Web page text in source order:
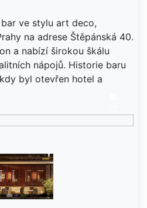
ve stylu art deco,
na adrese Štěpánská 40.
a nabízí širokou škálu
nápojů. Historie baru
byl otevřen hotel a